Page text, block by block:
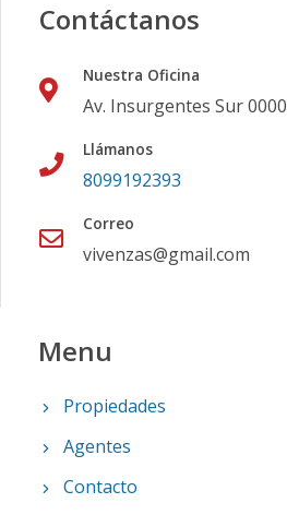
Contáctanos
Nuestra Oficina
Av. Insurgentes Sur
Llámanos
8099192393
Correo
vivenzas@gmail.com
Menu
Propiedades
Agentes
Contacto